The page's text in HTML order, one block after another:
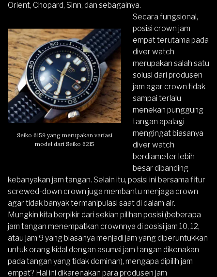
Orient, Chopard, Sinn, dan sebagainya.
Seiko 6159 yang merupakan variasi
model dari Seiko 6215
Secara fungsional,
posisi crown jam
empat terutama pada
diver watch
merupakan salah satu
solusi dari produsen
jam agar crown tidak
sampai terlalu
menekan punggung
tangan apalagi
mengingat biasanya
diver watch
berdiameter lebih
besar dibanding
kebanyakan jam tangan. Selain itu, posisi ini bersama fitur
screwed-down crown juga membantu menjaga crown
agar tidak banyak termanipulasi saat di dalam air.
Mungkin kita berpikir dari sekian pilihan posisi (beberapa
jam tangan menempatkan crownnya di posisi jam 10, 12,
atau jam 9 yang biasanya menjadi jam yang diperuntukkan
untuk orang kidal dengan asumsi jam tangan dikenakan
pada tangan yang tidak dominan), mengapa dipilih jam
empat? Hal ini dikarenakan para produsen jam